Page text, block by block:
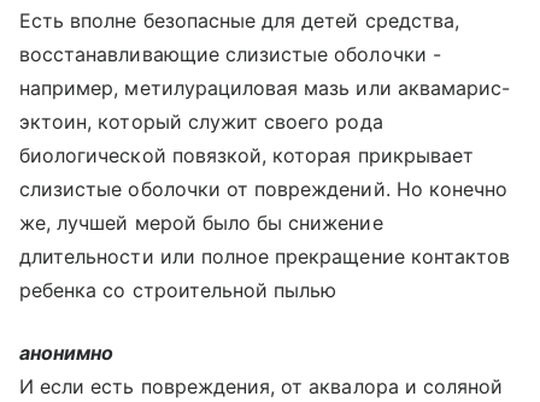
Есть вполне безопасные для детей средства,
восстанавливающие слизистые оболочки -
например, метилурациловая мазь или аквамарис-
эктоин, который служит своего рода
биологической повязкой, которая прикрывает
слизистые оболочки от повреждений. Но конечно
же, лучшей мерой было бы снижение
длительности или полное прекращение контактов
ребенка со строительной пылью
анонимно
И если есть повреждения, от аквалора и соляной